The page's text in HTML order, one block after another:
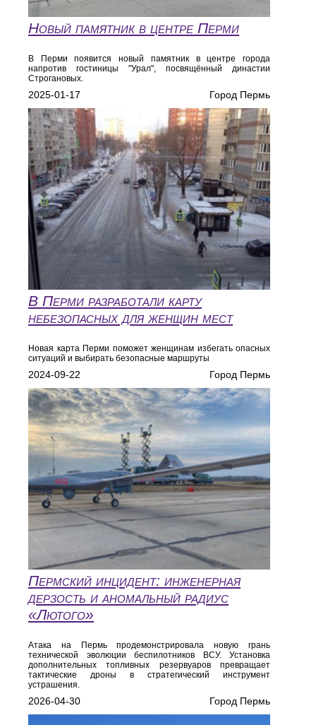
Новый памятник в центре Перми
В Перми появится новый памятник в центре города
напротив гостиницы "Урал", посвящённый династии
Строгановых.
2025-01-17 Город Пермь
В Перми разработали карту
небезопасных для женщин мест
Новая карта Перми поможет женщинам избегать опасных
ситуаций и выбирать безопасные маршруты
2024-09-22 Город Пермь
Пермский инцидент: инженерная
дерзость и аномальный радиус
«Лютого»
Атака на Пермь продемонстрировала новую грань
технической эволюции беспилотников ВСУ. Установка
дополнительных топливных резервуаров превращает
тактические дроны в стратегический инструмент
устрашения.
2026-04-30 Город Пермь